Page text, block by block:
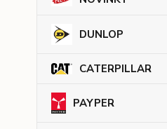
DUNLOP
CATERPILLAR
PAYPER